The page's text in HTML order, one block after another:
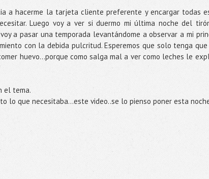
a hacerme la tarjeta cliente preferente y encargar todas
Luego voy a ver si duermo mi última noche del
a pasar una temporada levantándome a observar a mi
con la debida pulcritud. Esperemos que solo tenga
huevo...porque como salga mal a ver como leches le
el tema.
lo que necesitaba...este video..se lo pienso poner esta